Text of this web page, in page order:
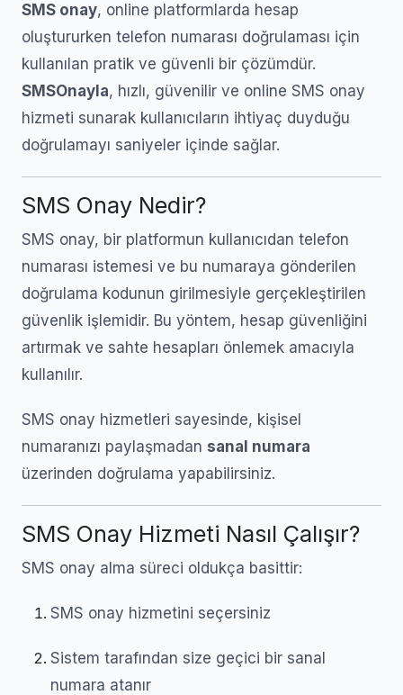
SMS onay, online platformlarda hesap
oluştururken telefon numarası doğrulaması için
kullanılan pratik ve güvenli bir çözümdür.
SMSOnayla, hızlı, güvenilir ve online SMS onay
hizmeti sunarak kullanıcıların ihtiyaç duyduğu
doğrulamayı saniyeler içinde sağlar.
SMS Onay Nedir?
SMS onay, bir platformun kullanıcıdan telefon
numarası istemesi ve bu numaraya gönderilen
doğrulama kodunun girilmesiyle gerçekleştirilen
güvenlik işlemidir. Bu yöntem, hesap güvenliğini
artırmak ve sahte hesapları önlemek amacıyla
kullanılır.
SMS onay hizmetleri sayesinde, kişisel
numaranızı paylaşmadan sanal numara
üzerinden doğrulama yapabilirsiniz.
SMS Onay Hizmeti Nasıl Çalışır?
SMS onay alma süreci oldukça basittir:
SMS onay hizmetini seçersiniz
Sistem tarafından size geçici bir sanal
numara atanır